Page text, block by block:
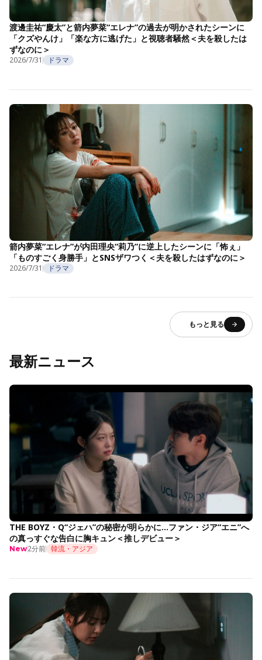
渡邊圭祐“慶太”と箭内夢菜“エレナ”の過去が明かされたシーンに
「クズやんけ」「楽な方に逃げた」と視聴者騒然＜夫を殺したは
ずなのに＞
2026/7/31 ドラマ
箭内夢菜“エレナ”が内田理央“莉乃”に逆上したシーンに「怖ぇ」
「ものすごく身勝手」とSNSザワつく＜夫を殺したはずなのに＞
2026/7/31 ドラマ
もっと見る
最新ニュース
THE BOYZ・Q“ジェハ”の秘密が明らかに…ファン・ジア“エニ”へ
の真っすぐな告白に胸キュン＜推しデビュー＞
New2分前 韓流・アジア